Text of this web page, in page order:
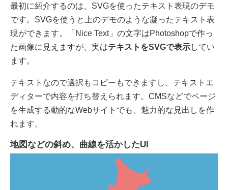
最初に紹介するのは、SVGを使ったテキスト表現のデモ
です。SVGを使うと上のデモのような凝ったテキスト表
現ができます。「Nice Text」の文字はPhotoshopで作っ
た画像に見えますが、実はテキストをSVGで表示してい
ます。
テキストなので選択もコピーもできますし、テキストエ
ディターで内容を打ち替えられます。CMSなどでページ
を生成する動的なWebサイトでも、魅力的な見出しを作
れます。
地図などの斜め、曲線を活かしたUI